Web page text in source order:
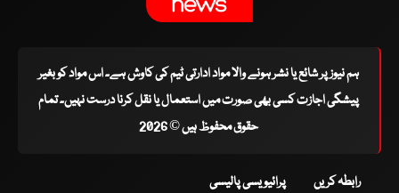
ہم نیوز پر شائع یا نشر ہونے والا مواد ادارتی ٹیم کی کاوش ہے۔ اس مواد کو بغیر
پیشگی اجازت کسی بھی صورت میں استعمال یا نقل کرنا درست نہیں۔ تمام
حقوق محفوظ ہیں © 2026
رابطہ کریں پرائیویسی پالیسی